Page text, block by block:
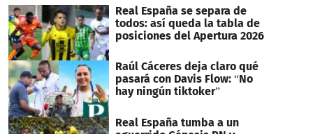
30
seconds
Real España se separa de
todos: así queda la tabla de
posiciones del Apertura 2026
Raúl Cáceres deja claro qué
pasará con Davis Flow: “No
hay ningún tiktoker”
Real España tumba a un